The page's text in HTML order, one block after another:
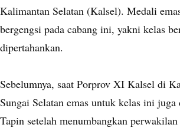
Kalimantan Selatan (Kalsel). Medali
bergengsi pada cabang ini, yakni kelas
dipertahankan.
Sebelumnya, saat Porprov XI Kalsel di
Sungai Selatan emas untuk kelas ini
Tapin setelah menumbangkan